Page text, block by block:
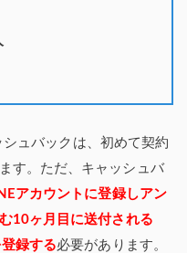
ュバックは、初めて契約
す。ただ、キャッシュバ
アカウントに登録しアン
10ヶ月目に送付される
録する必要があります。